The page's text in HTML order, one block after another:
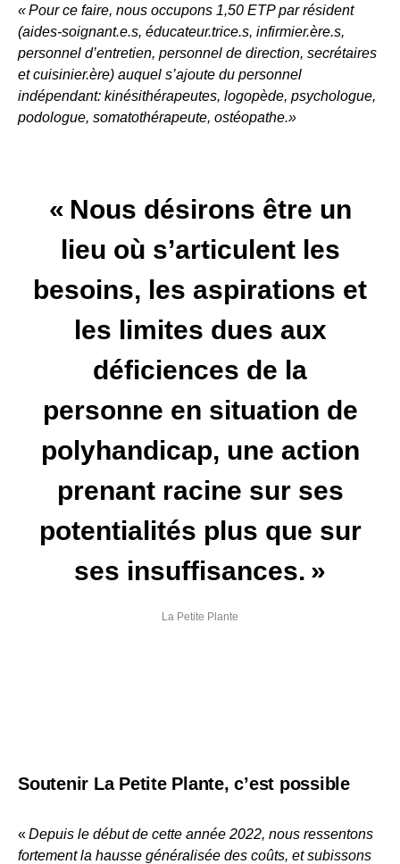
« Pour ce faire, nous occupons 1,50 ETP par résident
(aides-soignant.e.s, éducateur.trice.s, infirmier.ère.s,
personnel d’entretien, personnel de direction, secrétaires
et cuisinier.ère) auquel s’ajoute du personnel
indépendant: kinésithérapeutes, logopède, psychologue,
podologue, somatothérapeute, ostéopathe.»
« Nous désirons être un
lieu où s’articulent les
besoins, les aspirations et
les limites dues aux
déficiences de la
personne en situation de
polyhandicap, une action
prenant racine sur ses
potentialités plus que sur
ses insuffisances. »
La Petite Plante
Soutenir La Petite Plante, c’est possible
«Depuis le début de cette année 2022, nous ressentons
fortement la hausse généralisée des coûts, et subissons